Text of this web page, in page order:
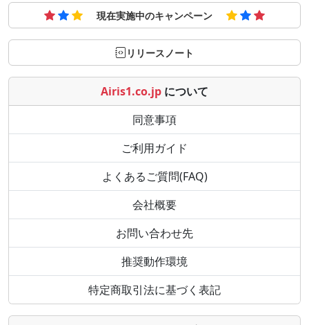
現在実施中のキャンペーン
リリースノート
Airis1.co.jp について
同意事項
ご利用ガイド
よくあるご質問(FAQ)
会社概要
お問い合わせ先
推奨動作環境
特定商取引法に基づく表記